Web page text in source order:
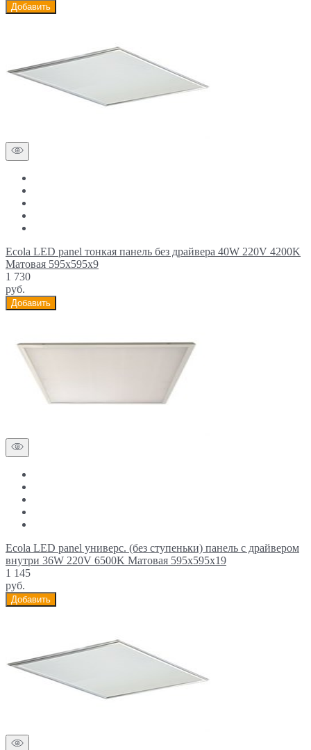
Добавить
Ecola LED panel тонкая панель без драйвера 40W 220V 4200K
Матовая 595x595x9
1 730
руб.
Добавить
Ecola LED panel универс. (без ступеньки) панель с драйвером
внутри 36W 220V 6500K Матовая 595x595x19
1 145
руб.
Добавить